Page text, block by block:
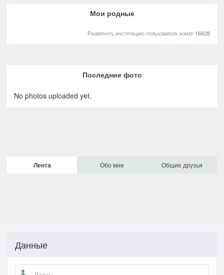
Мои родные
Развернуть инструкцию пользователя номер 16628
Последние фото
No photos uploaded yet.
Лента Обо мне Общие друзья
Данные